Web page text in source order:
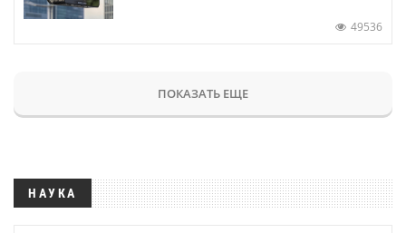
49536
ПОКАЗАТЬ ЕЩЕ
НАУКА